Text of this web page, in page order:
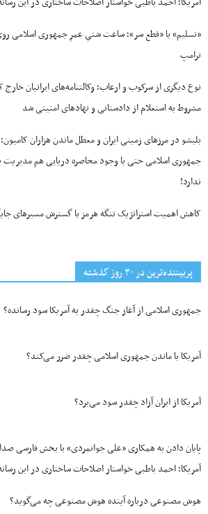
«تسلیم» یا «قطع سر»؛ ساعت شنیِ عمرِ جمهوری اسلامی
ترامپ
نوع دیگری از سرکوب و ارعاب؛ وکالتنامه‌های ایرانیان
مشروط به استعلام از دادستانی و نهادهای امنیتی شد
بلبشو در مرزهای زمینی ایران و معطل ماندن هزاران کامیون؛
جمهوری اسلامی حتی با وجود محاصره دریایی هم مدیریت
ندارد!
کاهش اهمیت استراتژیک تنگه‌ هرمز با گسترش مسیرهای
پربیننده‌ترین‌ در ۳۰ روز گذشته
جمهوری اسلامی از آغاز جنگ چقدر به آمریکا سود رسانده؟
آمریکا با ماندن جمهوری اسلامی چقدر ضرر می‌کند؟
آمریکا از ایران آزاد چقدر سود می‌برد؟
پایان دادن به همکاری «علی جوانمردی» با بخش فارسی
آمریکا؛ احمد باطبی خواستار اصلاحات ساختاری در این
هوش مصنوعی درباره آینده هوش مصنوعی چه می‌گوید؟